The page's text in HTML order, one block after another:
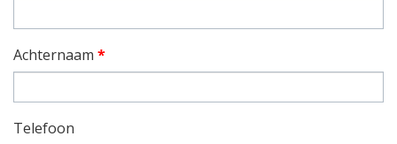
Achternaam *
Telefoon